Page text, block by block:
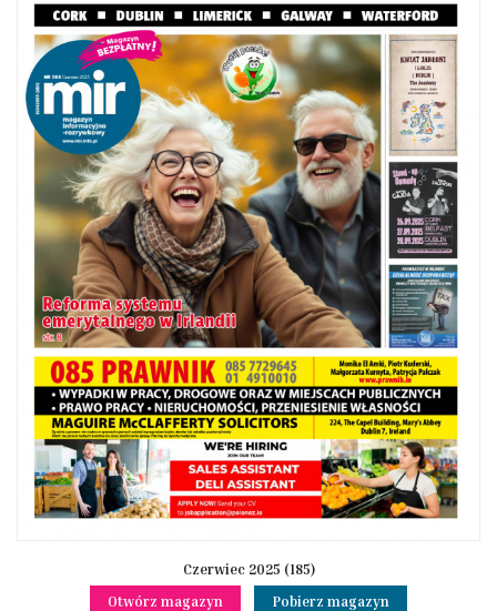
Czerwiec 2025 (185)
Otwórz magazyn
Pobierz magazyn